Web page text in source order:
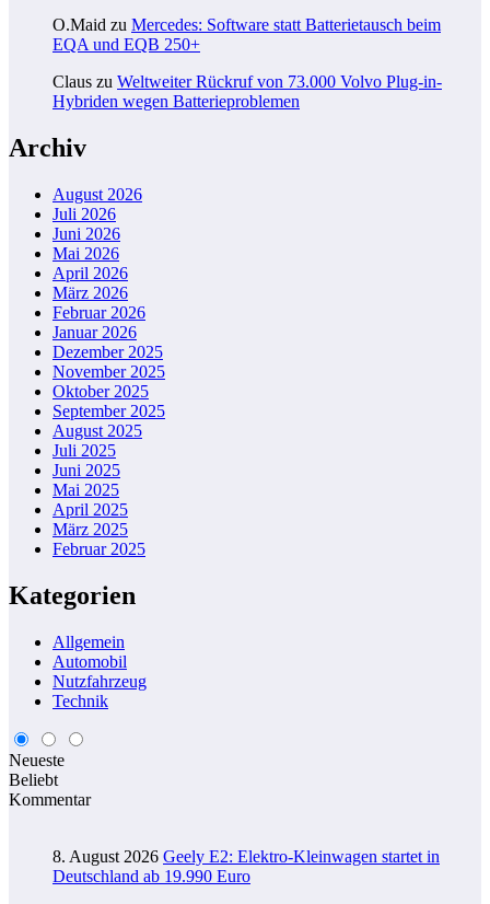
O.Maid zu Mercedes: Software statt Batterietausch beim
EQA und EQB 250+
Claus zu Weltweiter Rückruf von 73.000 Volvo Plug-in-
Hybriden wegen Batterieproblemen
Archiv
August 2026
Juli 2026
Juni 2026
Mai 2026
April 2026
März 2026
Februar 2026
Januar 2026
Dezember 2025
November 2025
Oktober 2025
September 2025
August 2025
Juli 2025
Juni 2025
Mai 2025
April 2025
März 2025
Februar 2025
Kategorien
Allgemein
Automobil
Nutzfahrzeug
Technik
Neueste
Beliebt
Kommentar
8. August 2026 Geely E2: Elektro-Kleinwagen startet in
Deutschland ab 19.990 Euro